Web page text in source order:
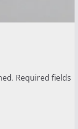
Required fields